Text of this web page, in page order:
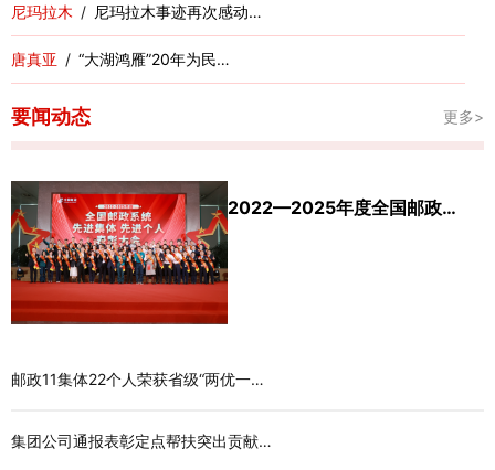
尼玛拉木 / 尼玛拉木事迹再次感动…
唐真亚 / “大湖鸿雁”20年为民…
要闻动态 更多>
2022—2025年度全国邮政…
邮政11集体22个人荣获省级“两优一…
集团公司通报表彰定点帮扶突出贡献…